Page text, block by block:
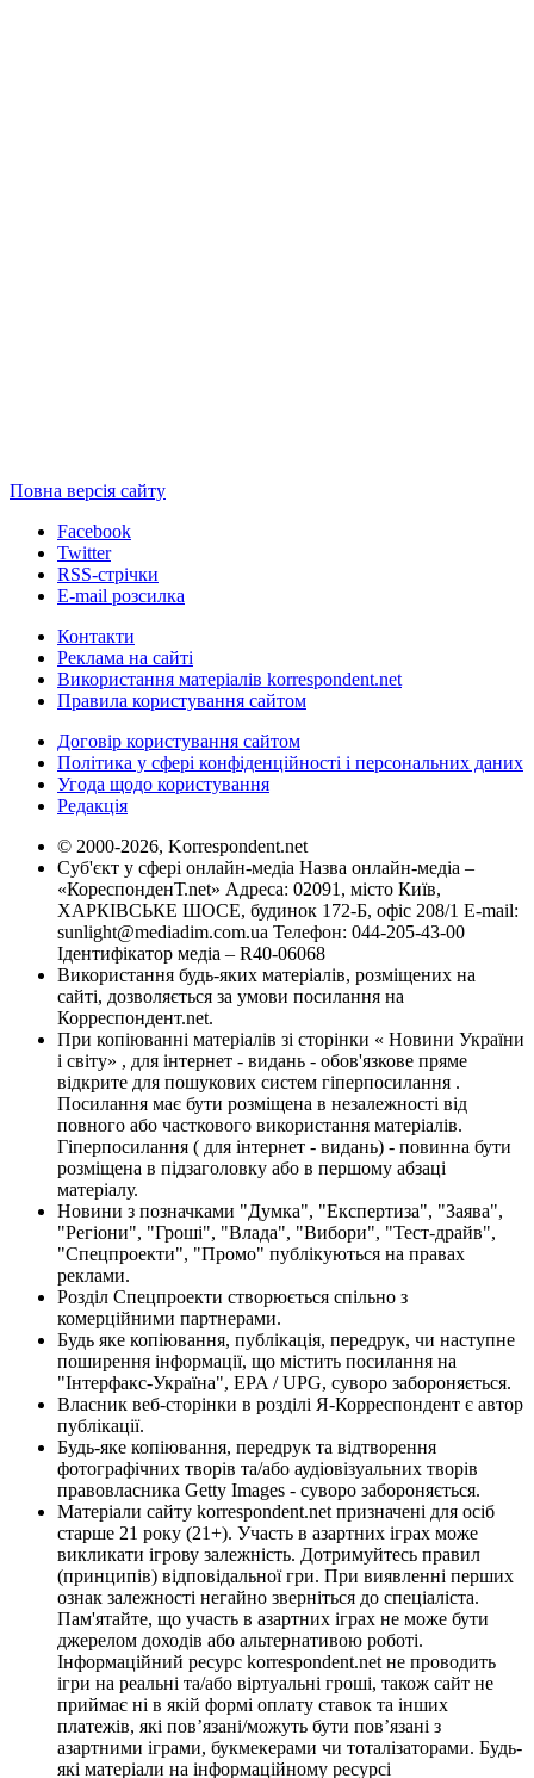
Повна версія сайту
Facebook
Twitter
RSS-стрічки
E-mail розсилка
Контакти
Реклама на сайті
Використання матеріалів korrespondent.net
Правила користування сайтом
Договір користування сайтом
Політика у сфері конфіденційності і персональних даних
Угода щодо користування
Редакція
© 2000-2026, Korrespondent.net
Суб'єкт у сфері онлайн-медіа Назва онлайн-медіа –
«КореспонденТ.net» Адреса: 02091, місто Київ,
ХАРКІВСЬКЕ ШОСЕ, будинок 172-Б, офіс 208/1 E-mail:
sunlight@mediadim.com.ua Телефон: 044-205-43-00
Ідентифікатор медіа – R40-06068
Використання будь-яких матеріалів, розміщених на
сайті, дозволяється за умови посилання на
Корреспондент.net.
При копіюванні матеріалів зі сторінки « Новини України
і світу» , для інтернет - видань - обов'язкове пряме
відкрите для пошукових систем гіперпосилання .
Посилання має бути розміщена в незалежності від
повного або часткового використання матеріалів.
Гіперпосилання ( для інтернет - видань) - повинна бути
розміщена в підзаголовку або в першому абзаці
матеріалу.
Новини з позначками "Думка", "Експертиза", "Заява",
"Регіони", "Гроші", "Влада", "Вибори", "Тест-драйв",
"Спецпроекти", "Промо" публікуються на правах
реклами.
Розділ Спецпроекти створюється спільно з
комерційними партнерами.
Будь яке копіювання, публікація, передрук, чи наступне
поширення інформації, що містить посилання на
"Інтерфакс-Україна", EPA / UPG, суворо забороняється.
Власник веб-сторінки в розділі Я-Корреспондент є автор
публікації.
Будь-яке копіювання, передрук та відтворення
фотографічних творів та/або аудіовізуальних творів
правовласника Getty Images - суворо забороняється.
Матеріали сайту korrespondent.net призначені для осіб
старше 21 року (21+). Участь в азартних іграх може
викликати ігрову залежність. Дотримуйтесь правил
(принципів) відповідальної гри. При виявленні перших
ознак залежності негайно зверніться до спеціаліста.
Пам'ятайте, що участь в азартних іграх не може бути
джерелом доходів або альтернативою роботі.
Інформаційний ресурс korrespondent.net не проводить
ігри на реальні та/або віртуальні гроші, також сайт не
приймає ні в якій формі оплату ставок та інших
платежів, які пов’язані/можуть бути пов’язані з
азартними іграми, букмекерами чи тоталізаторами. Будь-
які матеріали на інформаційному ресурсі